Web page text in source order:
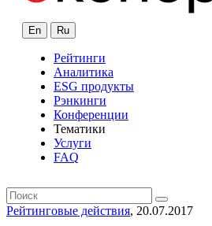
En Ru
Рейтинги
Аналитика
ESG продукты
Рэнкинги
Конференции
Тематики
Услуги
FAQ
Рейтинговые действия, 20.07.2017